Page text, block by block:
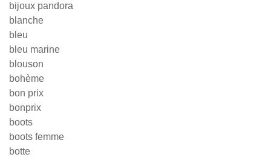
bijoux pandora
blanche
bleu
bleu marine
blouson
bohème
bon prix
bonprix
boots
boots femme
botte